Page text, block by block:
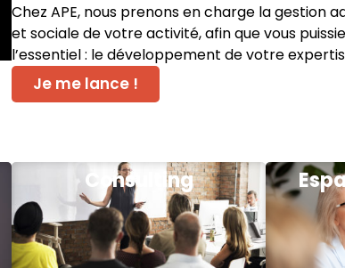
Chez APE, nous prenons en charge la gestion
et sociale de votre activité, afin que vous
l’essentiel : le développement de votre
Je me lance !
Consulting